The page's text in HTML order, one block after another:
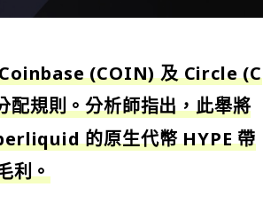
(COIN) 及 Circle (C
配規則。分析師指出，此舉將
的原生代幣 HYPE 帶
利。